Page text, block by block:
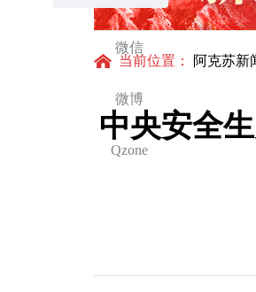
微信
微博
Qzone
当前位置： 阿克苏新
中央安全